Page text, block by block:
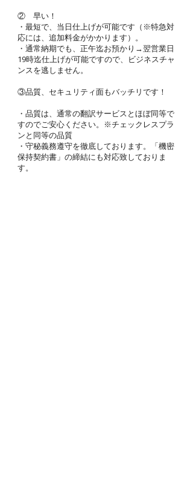
② 早い！
・最短で、当日仕上げが可能です（※特急対
応には、追加料金がかかります）。
・通常納期でも、正午迄お預かり→翌営業日
19時迄仕上げが可能ですので、ビジネスチャ
ンスを逃しません。
③品質、セキュリティ面もバッチリです！
・品質は、通常の翻訳サービスとほぼ同等で
すのでご安心ください。※チェックレスプラ
ンと同等の品質
・守秘義務遵守を徹底しております。「機密
保持契約書」の締結にも対応致しておりま
す。